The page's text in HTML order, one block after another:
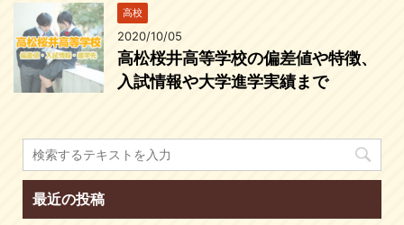
高校
2020/10/05
高松桜井高等学校の偏差値や特徴、
入試情報や大学進学実績まで
最近の投稿